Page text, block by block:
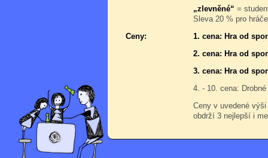
„zlevněné“ =
Sleva 20 % pro
Ceny:
1. cena: Hra od
2. cena: Hra od
3. cena: Hra od
4. - 10. cena:
Ceny v uvedené
obdrží 3 nejlepší i